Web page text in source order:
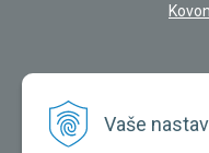
Vaše